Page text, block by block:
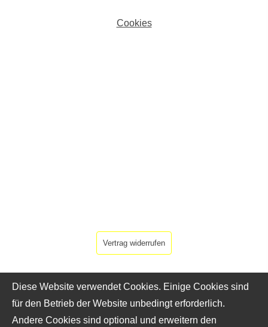
Cookies
Vertrag widerrufen
Diese Website verwendet Cookies. Einige Cookies sind
für den Betrieb der Website unbedingt erforderlich.
Andere Cookies sind optional und erweitern den